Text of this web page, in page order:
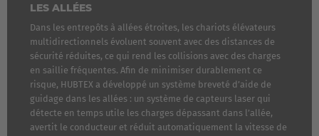
Belgium
Nederlands Français Deutsch
Česká republika
Cesko
Deutschland
LES ALLÉES
Dans les entrepôts à allées étroites, les chariots élévateurs
multidirectionnels évoluent souvent avec des distances de
sécurité réduites, ce qui rend les collisions avec des charges
en saillie fréquentes. Afin de minimiser durablement ce
risque, HUBTEX a développé un système breveté d’aide de
guidage dans les allées : un système de capteurs laser qui
détecte en temps utile les charges dépassant dans l’allée,
avertit le conducteur et réduit automatiquement la vitesse de